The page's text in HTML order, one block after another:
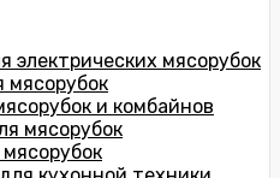
электрических мясорубок
мясорубок
и комбайнов
мясорубок